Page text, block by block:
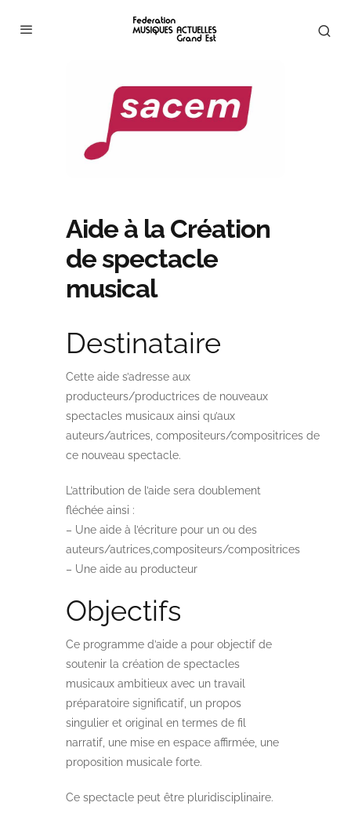
Aide à la Création
de spectacle
musical
Destinataire
Cette aide s’adresse aux
producteurs/productrices de nouveaux
spectacles musicaux ainsi qu’aux
auteurs/autrices, compositeurs/compositrices de
ce nouveau spectacle.
L’attribution de l’aide sera doublement
fléchée ainsi :
– Une aide à l’écriture pour un ou des
auteurs/autrices,compositeurs/compositrices
– Une aide au producteur
Objectifs
Ce programme d’aide a pour objectif de
soutenir la création de spectacles
musicaux ambitieux avec un travail
préparatoire significatif, un propos
singulier et original en termes de fil
narratif, une mise en espace affirmée, une
proposition musicale forte.
Ce spectacle peut être pluridisciplinaire.